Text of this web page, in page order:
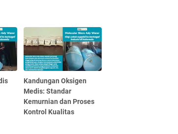
Kandungan Oksigen
Medis: Standar
Kemurnian dan Proses
Kontrol Kualitas